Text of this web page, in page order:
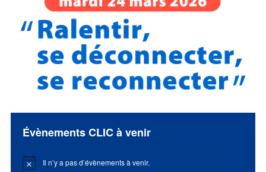
Évènements CLIC à venir
Notice Il n’y a pas d’évènements à venir.